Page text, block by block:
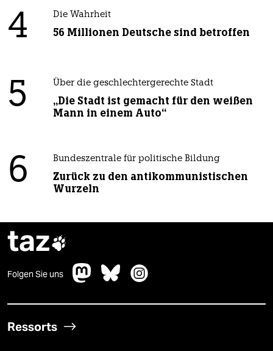
4 Die Wahrheit
56 Millionen Deutsche sind betroffen
5 Über die geschlechtergerechte Stadt
„Die Stadt ist gemacht für den weißen
Mann in einem Auto“
6 Bundeszentrale für politische Bildung
Zurück zu den antikommunistischen
Wurzeln
taz
Folgen Sie uns
Ressorts